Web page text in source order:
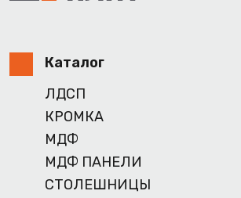
Каталог
ЛДСП
КРОМКА
МДФ
МДФ ПАНЕЛИ
СТОЛЕШНИЦЫ